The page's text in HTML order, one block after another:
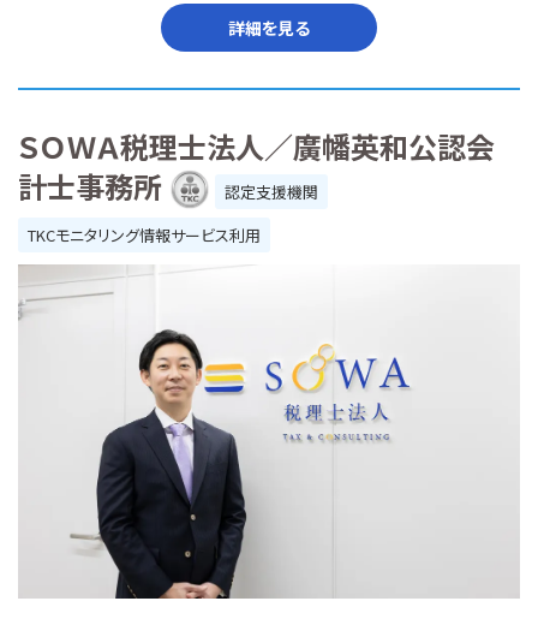
詳細を見る
ＳＯＷＡ税理士法人／廣幡英和公認会
計士事務所
認定支援機関
TKCモニタリング情報サービス利用